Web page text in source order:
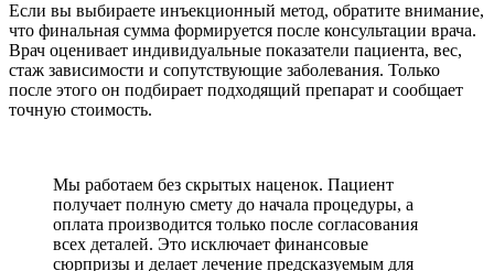
Если вы выбираете инъекционный метод, обратите внимание,
что финальная сумма формируется после консультации врача.
Врач оценивает индивидуальные показатели пациента, вес,
стаж зависимости и сопутствующие заболевания. Только
после этого он подбирает подходящий препарат и сообщает
точную стоимость.
Мы работаем без скрытых наценок. Пациент
получает полную смету до начала процедуры, а
оплата производится только после согласования
всех деталей. Это исключает финансовые
сюрпризы и делает лечение предсказуемым для